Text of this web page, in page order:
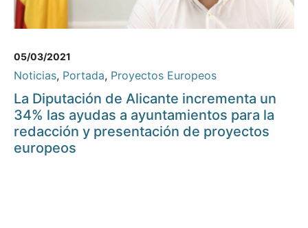
05/03/2021
Noticias, Portada, Proyectos Europeos
La Diputación de Alicante incrementa un
34% las ayudas a ayuntamientos para la
redacción y presentación de proyectos
europeos